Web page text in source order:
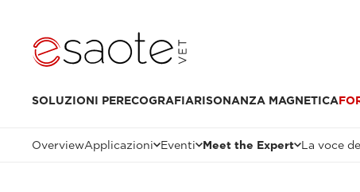
SOLUZIONI PERECOGRAFIARISONANZA MAGNETICA
OverviewApplicazioni Eventi Meet the Expert La voce